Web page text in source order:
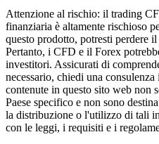
Attenzione al rischio: il trading
finanziaria è altamente rischioso
questo prodotto, potresti perdere
Pertanto, i CFD e il Forex
investitori. Assicurati di
necessario, chiedi una
contenute in questo sito web non
Paese specifico e non sono
la distribuzione o l'utilizzo di tali
con le leggi, i requisiti e i